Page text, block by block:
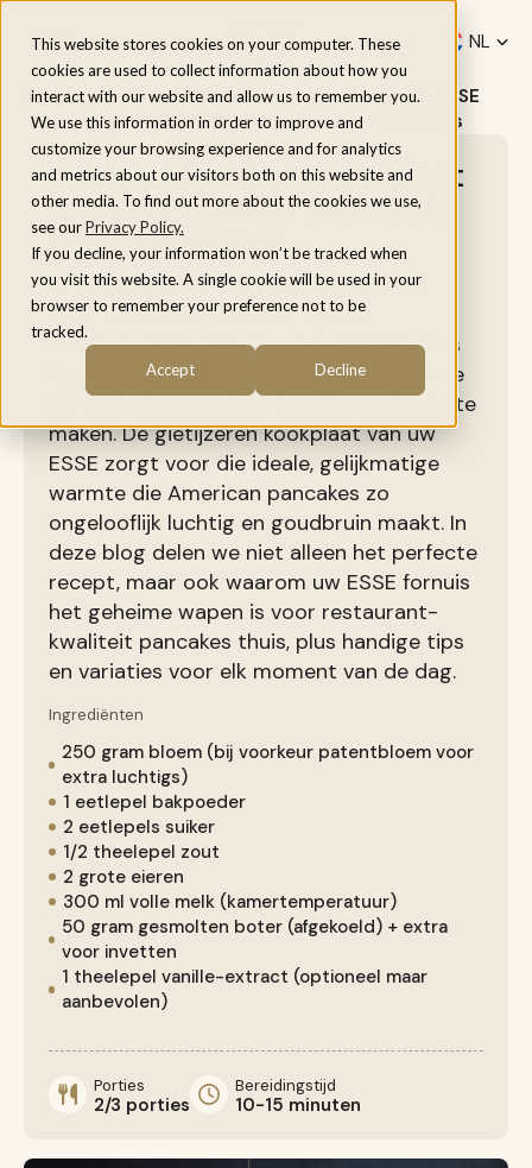
This website stores cookies on your computer. These
cookies are used to collect information about how you
interact with our website and allow us to remember you.
We use this information in order to improve and
customize your browsing experience and for analytics
and metrics about our visitors both on this website and
other media. To find out more about the cookies we use,
see ourPrivacy Policy.
If you decline, your information won’t be tracked when
you visit this website. A single cookie will be used in your
browser to remember your preference not to be
tracked.
Accept Decline
Menu
NL
Home/Recepten/American pancakes recept op ESSE
Fornuis | Perfecte fluffy pancakes
American pancakes recept
op ESSE Fornuis | Perfecte
fluffy pancakes
Er gaat niets boven een stapel warme,
fluffy American pancakes op een
zondagochtend. En als u een ESSE fornuis
heeft, bent u in het bezit van het perfecte
gereedschap om deze heerlijke traktatie te
maken. De gietijzeren kookplaat van uw
ESSE zorgt voor die ideale, gelijkmatige
warmte die American pancakes zo
ongelooflijk luchtig en goudbruin maakt. In
deze blog delen we niet alleen het perfecte
recept, maar ook waarom uw ESSE fornuis
het geheime wapen is voor restaurant-
kwaliteit pancakes thuis, plus handige tips
en variaties voor elk moment van de dag.
Ingrediënten
250 gram bloem (bij voorkeur patentbloem voor
extra luchtigs)
1 eetlepel bakpoeder
2 eetlepels suiker
1/2 theelepel zout
2 grote eieren
300 ml volle melk (kamertemperatuur)
50 gram gesmolten boter (afgekoeld) + extra
voor invetten
1 theelepel vanille-extract (optioneel maar
aanbevolen)
Porties
2/3 porties
Bereidingstijd
10-15 minuten